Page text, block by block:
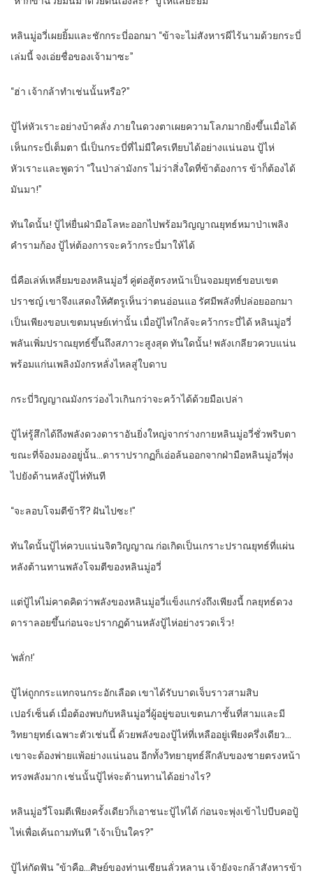
หลินมู่อวี่เผยยิ้มและชักกระบี่ออกมา “ข้าจะไม่สังหารผีไร้นามด้วยกระบี่
เล่มนี้ จงเอ่ยชื่อของเจ้ามาซะ”
“ฮ่า เจ้ากล้าทำเช่นนั้นหรือ?”
ปู้ไห่หัวเราะอย่างบ้าคลั่ง ภายในดวงตาเผยความโลภมากยิ่งขึ้นเมื่อได้
เห็นกระบี่เต็มตา นี่เป็นกระบี่ที่ไม่มีใครเทียบได้อย่างแน่นอน ปู้ไห่
หัวเราะและพูดว่า “ในป่าล่ามังกร ไม่ว่าสิ่งใดที่ข้าต้องการ ข้าก็ต้องได้
มันมา!”
ทันใดนั้น! ปู้ไห่ยื่นฝ่ามือโลหะออกไปพร้อมวิญญาณยุทธ์หมาป่าเพลิง
คำรามก้อง ปู้ไห่ต้องการจะคว้ากระบี่มาให้ได้
นี่คือเล่ห์เหลี่ยมของหลินมู่อวี่ คู่ต่อสู้ตรงหน้าเป็นจอมยุทธ์ขอบเขต
ปราชญ์ เขาจึงแสดงให้ศัตรูเห็นว่าตนอ่อนแอ รัศมีพลังที่ปล่อยออกมา
เป็นเพียงขอบเขตมนุษย์เท่านั้น เมื่อปู้ไห่ใกล้จะคว้ากระบี่ได้ หลินมู่อวี่
พลันเพิ่มปราณยุทธ์ขึ้นถึงสภาวะสูงสุด ทันใดนั้น! พลังเกลียวควบแน่น
พร้อมแก่นเพลิงมังกรหลั่งไหลสู่ใบดาบ
กระบี่วิญญาณมังกรว่องไวเกินกว่าจะคว้าได้ด้วยมือเปล่า
ปู้ไห่รู้สึกได้ถึงพลังดวงดาราอันยิ่งใหญ่จากร่างกายหลินมู่อวี่ชั่วพริบตา
ขณะที่จ้องมองอยู่นั้น…ดาราปรากฏก็เอ่อล้นออกจากฝ่ามือหลินมู่อวี่พุ่ง
ไปยังด้านหลังปู้ไห่ทันที
“จะลอบโจมตีข้ารึ? ฝันไปซะ!”
ทันใดนั้นปู้ไห่ควบแน่นจิตวิญญาณ ก่อเกิดเป็นเกราะปราณยุทธ์ที่แผ่น
หลังต้านทานพลังโจมตีของหลินมู่อวี่
แต่ปู้ไห่ไม่คาดคิดว่าพลังของหลินมู่อวี่แข็งแกร่งถึงเพียงนี้ กลยุทธ์ดวง
ดาราลอยขึ้นก่อนจะปรากฏด้านหลังปู้ไห่อย่างรวดเร็ว!
‘พลั่ก!’
ปู้ไห่ถูกกระแทกจนกระอักเลือด เขาได้รับบาดเจ็บราวสามสิบ
เปอร์เซ็นต์ เมื่อต้องพบกับหลินมู่อวี่ผู้อยู่ขอบเขตนภาชั้นที่สามและมี
วิทยายุทธ์เฉพาะตัวเช่นนี้ ด้วยพลังของปู้ไห่ที่เหลืออยู่เพียงครึ่งเดียว…
เขาจะต้องพ่ายแพ้อย่างแน่นอน อีกทั้งวิทยายุทธ์ลึกลับของชายตรงหน้า
ทรงพลังมาก เช่นนั้นปู้ไห่จะต้านทานได้อย่างไร?
หลินมู่อวี่โจมตีเพียงครั้งเดียวก็เอาชนะปู้ไห่ได้ ก่อนจะพุ่งเข้าไปบีบคอปู้
ไห่เพื่อเค้นถามทันที “เจ้าเป็นใคร?”
ปู้ไห่กัดฟัน “ข้าคือ…ศิษย์ของท่านเซียนลั่วหลาน เจ้ายังจะกล้าสังหารข้า